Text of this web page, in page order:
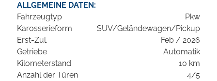
ALLGEMEINE DATEN:
Fahrzeugtyp
Pkw
Karosserieform
SUV/Geländewagen/Pickup
Erst-Zul.
Feb / 2026
Getriebe
Automatik
Kilometerstand
10 km
Anzahl der Türen
4/5